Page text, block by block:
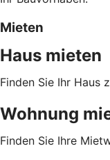
Mieten
Haus mieten
Finden Sie Ihr Haus
Wohnung
Finden Sie Ihre